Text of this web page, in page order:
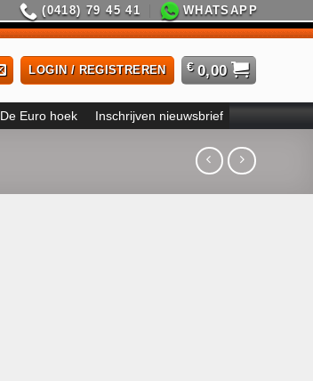
(0418) 79 45 41 WHATSAPP
LOGIN / REGISTREREN € 0,00
De Euro hoek Inschrijven nieuwsbrief